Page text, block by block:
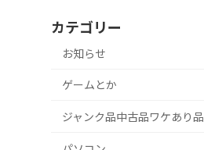
カテゴリー
お知らせ
ゲームとか
ジャンク品中古品ワケあり品